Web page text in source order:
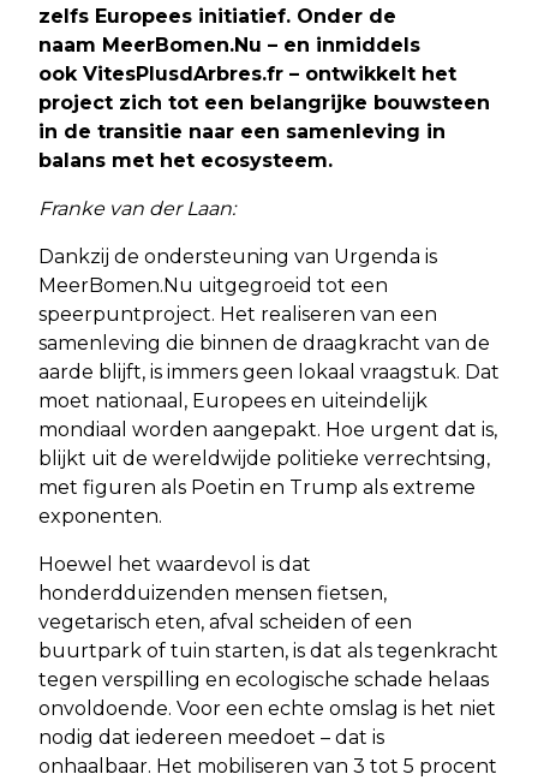
zelfs Europees initiatief. Onder de
naam MeerBomen.Nu – en inmiddels
ook VitesPlusdArbres.fr – ontwikkelt het
project zich tot een belangrijke bouwsteen
in de transitie naar een samenleving in
balans met het ecosysteem.
Franke van der Laan:
Dankzij de ondersteuning van Urgenda is
MeerBomen.Nu uitgegroeid tot een
speerpuntproject. Het realiseren van een
samenleving die binnen de draagkracht van de
aarde blijft, is immers geen lokaal vraagstuk. Dat
moet nationaal, Europees en uiteindelijk
mondiaal worden aangepakt. Hoe urgent dat is,
blijkt uit de wereldwijde politieke verrechtsing,
met figuren als Poetin en Trump als extreme
exponenten.
Hoewel het waardevol is dat
honderdduizenden mensen fietsen,
vegetarisch eten, afval scheiden of een
buurtpark of tuin starten, is dat als tegenkracht
tegen verspilling en ecologische schade helaas
onvoldoende. Voor een echte omslag is het niet
nodig dat iedereen meedoet – dat is
onhaalbaar. Het mobiliseren van 3 tot 5 procent